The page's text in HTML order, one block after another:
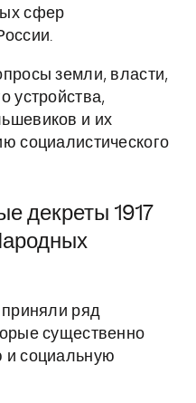
сфер
земли, власти,
устройства,
и их
социалистического
декреты 1917
приняли ряд
существенно
и социальную